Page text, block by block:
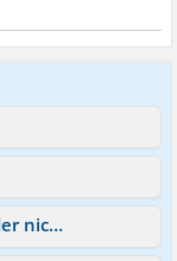
Meinungsunterschiede Eifersucht oder nicht?